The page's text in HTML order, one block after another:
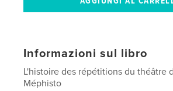
Informazioni sul libro
L'histoire des répétitions du théâtre
Méphisto